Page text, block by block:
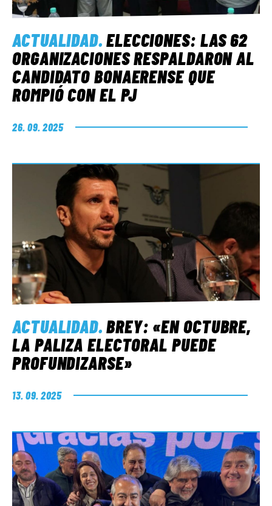
ACTUALIDAD.ELECCIONES: LAS 62
ORGANIZACIONES RESPALDARON AL
CANDIDATO BONAERENSE QUE
ROMPIÓ CON EL PJ
26. 09. 2025
ACTUALIDAD.BREY: «EN OCTUBRE,
LA PALIZA ELECTORAL PUEDE
PROFUNDIZARSE»
13. 09. 2025